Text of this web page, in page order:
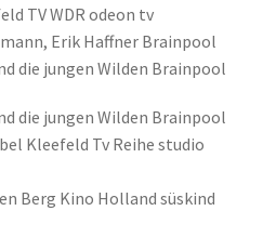
TV WDR odeon tv
Erik Haffner Brainpool
die jungen Wilden Brainpool
die jungen Wilden Brainpool
Kleefeld Tv Reihe studio
Berg Kino Holland süskind